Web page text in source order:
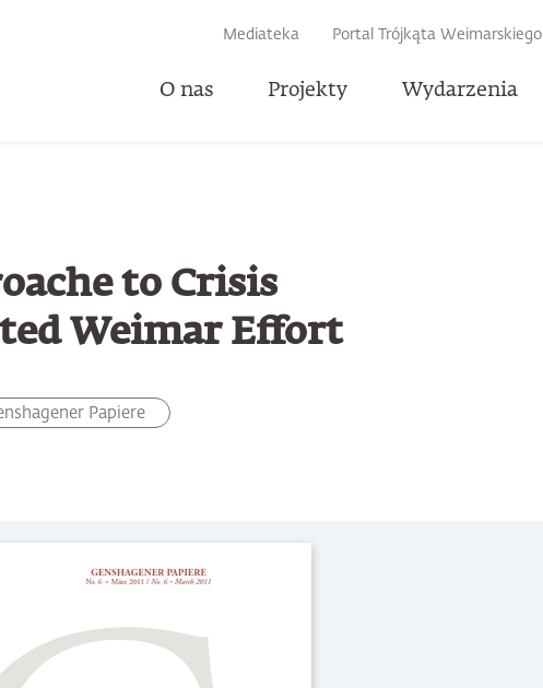
Mediateka Portal Trójkąta Weimarskiego
O nas Projekty Wydarzenia
to Crisis
Weimar Effort
Papiere